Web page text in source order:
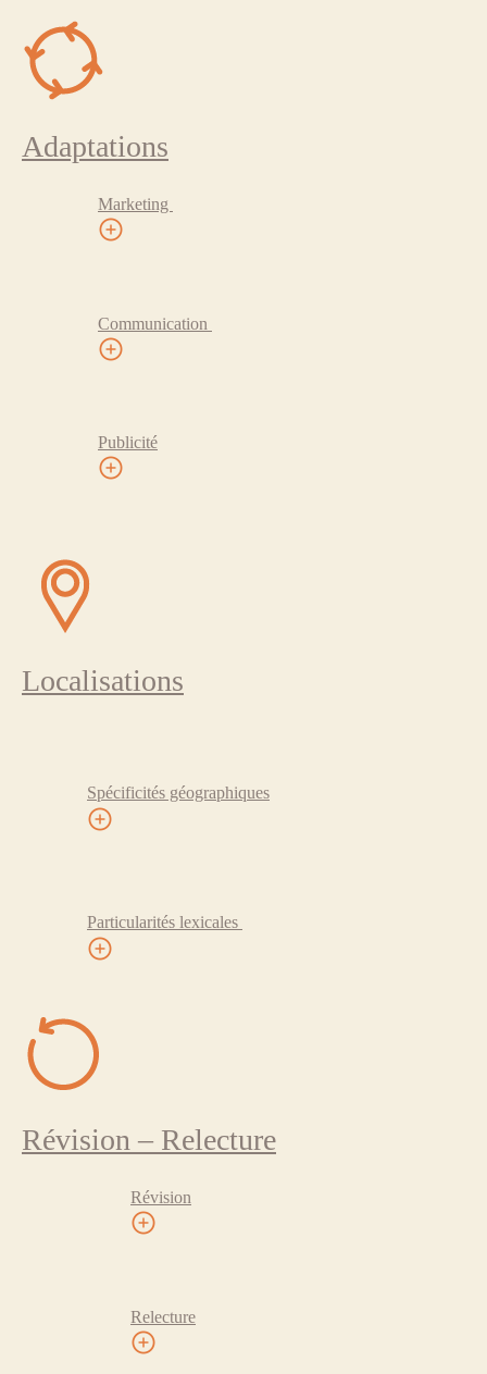
Adaptations
Marketing
Communication
Publicité
Localisations
Spécificités géographiques
Particularités lexicales
Révision – Relecture
Révision
Relecture